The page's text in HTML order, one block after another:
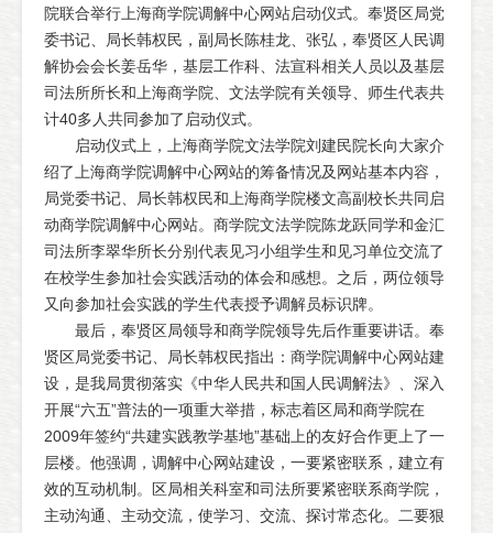
院联合举行上海商学院调解中心网站启动仪式。奉贤区局党
委书记、局长韩权民，副局长陈桂龙、张弘，奉贤区人民调
解协会会长姜岳华，基层工作科、法宣科相关人员以及基层
司法所所长和上海商学院、文法学院有关领导、师生代表共
计40多人共同参加了启动仪式。
启动仪式上，上海商学院文法学院刘建民院长向大家介
绍了上海商学院调解中心网站的筹备情况及网站基本内容，
局党委书记、局长韩权民和上海商学院楼文高副校长共同启
动商学院调解中心网站。商学院文法学院陈龙跃同学和金汇
司法所李翠华所长分别代表见习小组学生和见习单位交流了
在校学生参加社会实践活动的体会和感想。之后，两位领导
又向参加社会实践的学生代表授予调解员标识牌。
最后，奉贤区局领导和商学院领导先后作重要讲话。奉
贤区局党委书记、局长韩权民指出：商学院调解中心网站建
设，是我局贯彻落实《中华人民共和国人民调解法》、深入
开展“六五”普法的一项重大举措，标志着区局和商学院在
2009年签约“共建实践教学基地”基础上的友好合作更上了一
层楼。他强调，调解中心网站建设，一要紧密联系，建立有
效的互动机制。区局相关科室和司法所要紧密联系商学院，
主动沟通、主动交流，使学习、交流、探讨常态化。二要狠